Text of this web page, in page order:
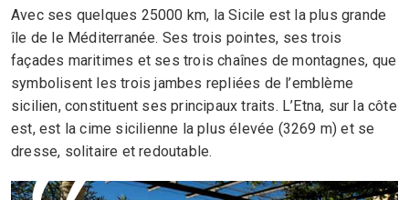
Avec ses quelques 25000 km, la Sicile est la plus grande
île de le Méditerranée. Ses trois pointes, ses trois
façades maritimes et ses trois chaînes de montagnes, que
symbolisent les trois jambes repliées de l’emblème
sicilien, constituent ses principaux traits. L’Etna, sur la côte
est, est la cime sicilienne la plus élevée (3269 m) et se
dresse, solitaire et redoutable.